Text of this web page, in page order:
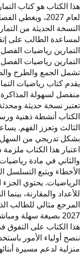
هذا الكتاب هو كتاب
لعام 2027،
لمساعدة الطالب على
التمارين رياضيات
تشمل الجمع والطرح
الكتاب أنشطة ذهنية
الثالث وتعزز الفهم.
بشكل تدريجي من
اعتبار هذا الكتاب
والثاني في مادة
الأخطاء ويتبع
الرياضيات. يحتوي
للأعداد والمقارنة،
المرجع مثالي للطالب
2027 بصيغة سهلة
هذا الكتاب على التفوق
ننصح أولياء الأمور
منزلية لدعم مسيرة